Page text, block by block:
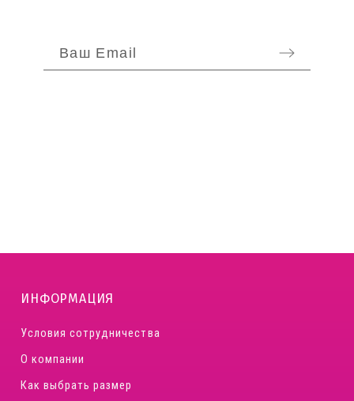
ИНФОРМАЦИЯ
Условия сотрудничества
О компании
Как выбрать размер